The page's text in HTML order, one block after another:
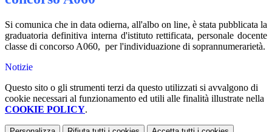
Si comunica che in data odierna, all'albo on line, è stata pubblicata la
graduatoria definitiva interna d'istituto rettificata, personale docente
classe di concorso A060, per l'individuazione di soprannumerarietà.
Notizie
Questo sito o gli strumenti terzi da questo utilizzati si avvalgono di
cookie necessari al funzionamento ed utili alle finalità illustrate nella
COOKIE POLICY.